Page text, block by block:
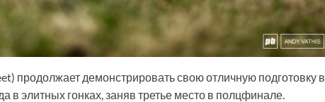
продолжает демонстрировать свою отличную подготовку в
в элитных гонках, заняв третье место в полцфинале.